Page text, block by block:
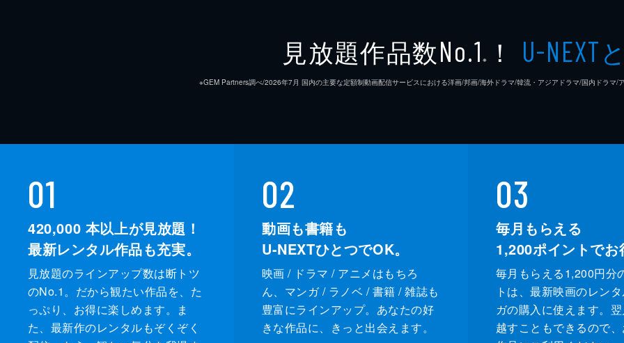
見放題作品数No.1 ※ ！ U-NEXT
※GEM Partners調べ/2026年7⽉ 国内の主要な定額制動画配信サービスにおける洋画/邦画/海外ドラマ/韓流・アジアドラマ/国内ドラマ/
01
420,000 本以上が見放題！
最新レンタル作品も充実。
見放題のラインアップ数は断トツ
のNo.1。だから観たい作品を、た
っぷり、お得に楽しめます。ま
た、最新作のレンタルもぞくぞく
02
動画も書籍も
U-NEXTひとつでOK。
映画 / ドラマ / アニメはもちろ
ん、マンガ / ラノベ / 書籍 / 雑誌も
豊富にラインアップ。あなたの好
きな作品に、きっと出会えます。
03
毎月もらえる
1,200ポイントでお
毎月もらえる1,200円分
トは、最新映画のレン
ガの購入に使えます。
越すこともできるので